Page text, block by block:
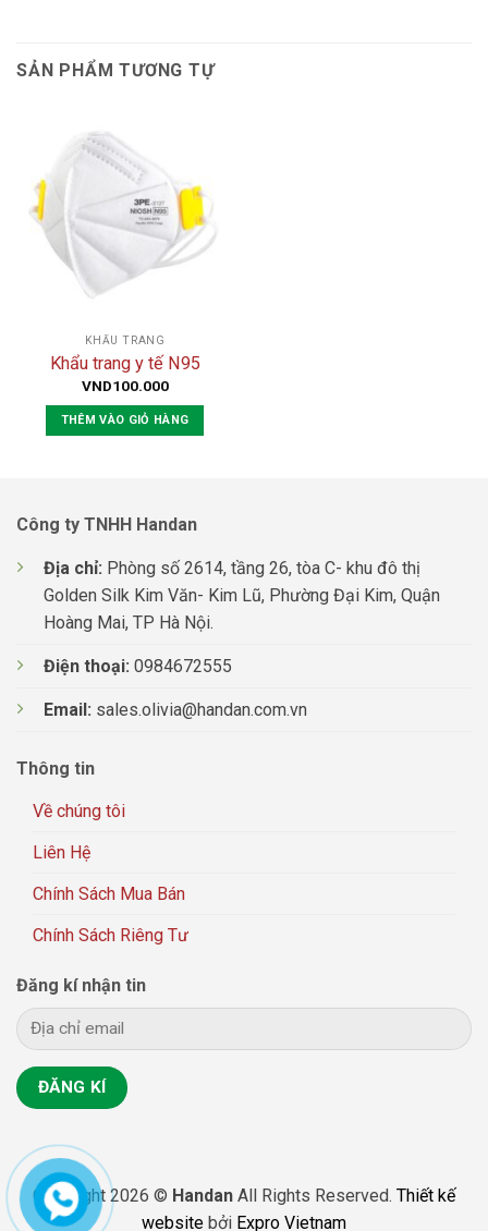
SẢN PHẨM TƯƠNG TỰ
KHẨU TRANG
Khẩu trang y tế N95
VND100.000
THÊM VÀO GIỎ HÀNG
Công ty TNHH Handan
Địa chỉ: Phòng số 2614, tầng 26, tòa C- khu đô thị
Golden Silk Kim Văn- Kim Lũ, Phường Đại Kim, Quận
Hoàng Mai, TP Hà Nội.
Điện thoại: 0984672555
Email: sales.olivia@handan.com.vn
Thông tin
Về chúng tôi
Liên Hệ
Chính Sách Mua Bán
Chính Sách Riêng Tư
Đăng kí nhận tin
Copyright 2026 © Handan All Rights Reserved. Thiết kế
website bởi Expro Vietnam